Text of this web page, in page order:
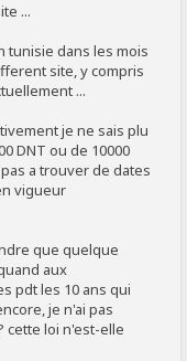
...
tunisie dans les mois
site, y compris
...
je ne sais plu
DNT ou de 10000
a trouver de dates
vigueur
que quelque
aux
pdt les 10 ans qui
je n'ai pas
cette loi n'est-elle